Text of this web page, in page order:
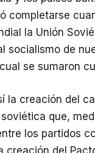
completarse
la Unión
socialismo de
se sumaron
la creación del
que,
los partidos
creación del